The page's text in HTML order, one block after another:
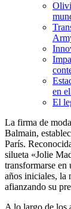
en
El
La firma de
Balmain,
París.
silueta «Jolie
transformarse
años iniciales, la
afianzando su